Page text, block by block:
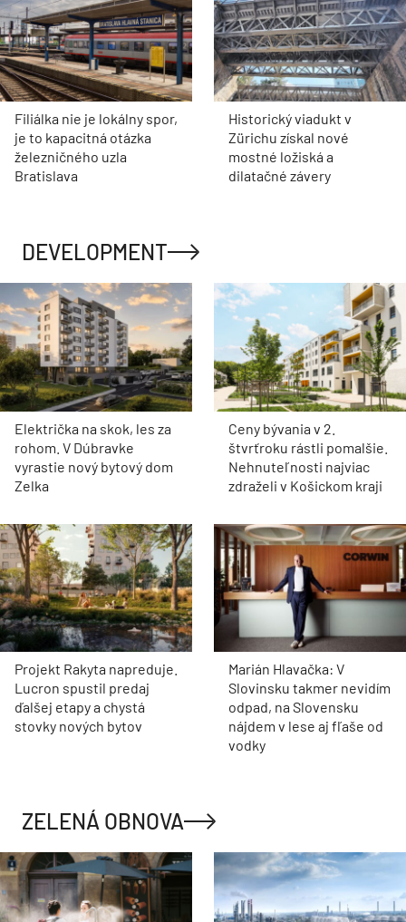
Filiálka nie je lokálny spor,
je to kapacitná otázka
železničného uzla
Bratislava
Historický viadukt v
Zürichu získal nové
mostné ložiská a
dilatačné závery
DEVELOPMENT
Električka na skok, les za
rohom. V Dúbravke
vyrastie nový bytový dom
Zelka
Ceny bývania v 2.
štvrťroku rástli pomalšie.
Nehnuteľnosti najviac
zdraželi v Košickom kraji
Projekt Rakyta napreduje.
Lucron spustil predaj
ďalšej etapy a chystá
stovky nových bytov
Marián Hlavačka: V
Slovinsku takmer nevidím
odpad, na Slovensku
nájdem v lese aj fľaše od
vodky
ZELENÁ OBNOVA